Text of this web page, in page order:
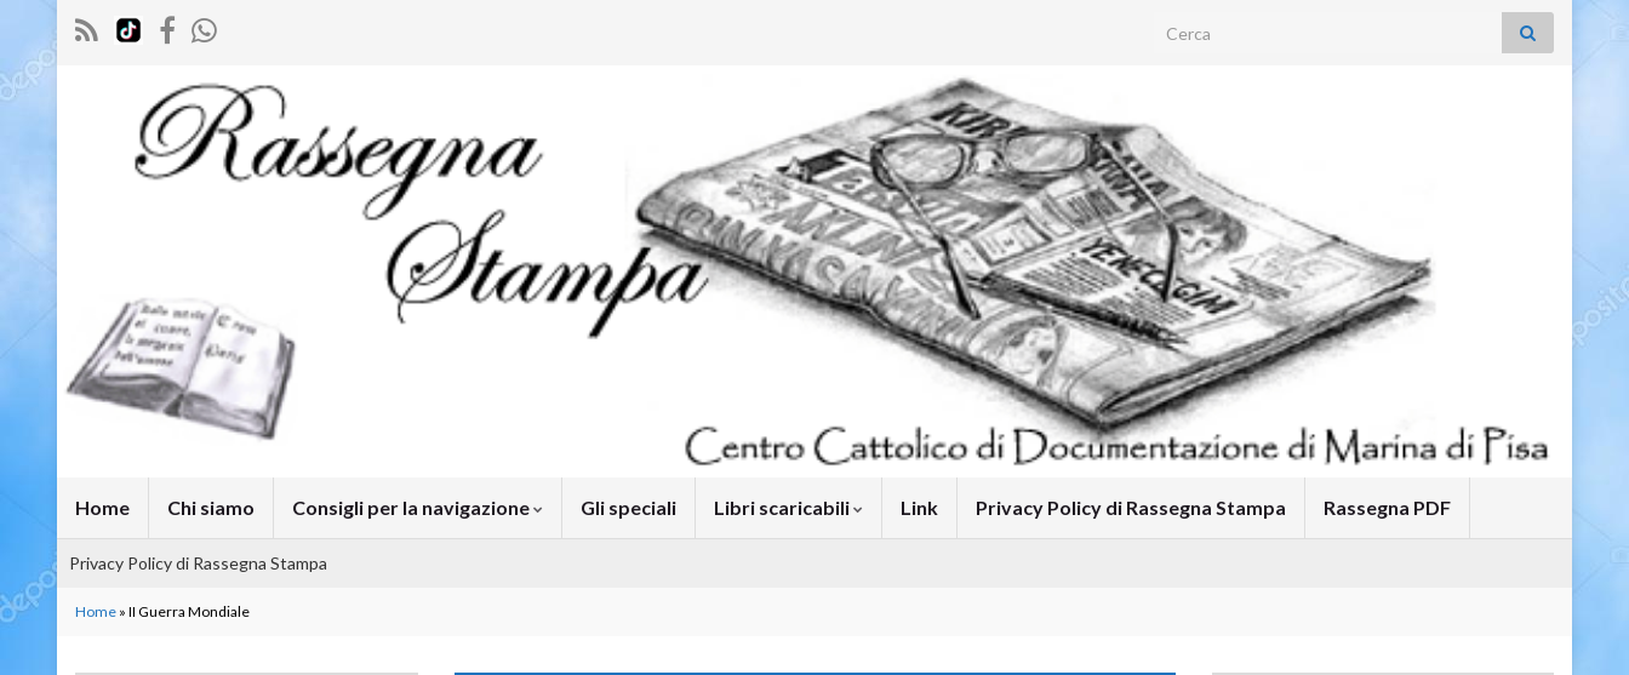
Search for:
Home Chi siamo Consigli per la navigazione Gli speciali Libri scaricabili Link Privacy Policy di Rassegna Stampa Rassegna PDF
Privacy Policy di Rassegna Stampa
Home » II Guerra Mondiale